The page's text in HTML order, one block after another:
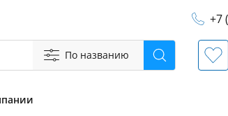
+7
По названию Поиск